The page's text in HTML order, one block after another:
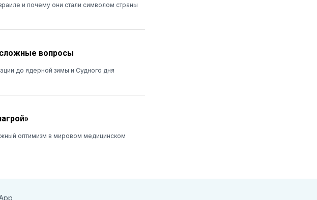
и почему они стали символом страны
вопросы
до ядерной зимы и Судного дня
оптимизм в мировом медицинском